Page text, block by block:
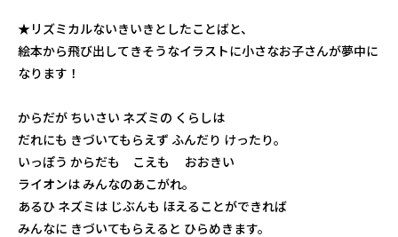
★リズミカルないきいきとしたことばと、
絵本から飛び出してきそうなイラストに小さなお子さんが夢中に
なります！
からだが ちいさい ネズミの くらしは
だれにも きづいてもらえず ふんだり けったり。
いっぽう からだも こえも おおきい
ライオンは みんなのあこがれ。
あるひ ネズミは じぶんも ほえることができれば
みんなに きづいてもらえると ひらめきます。